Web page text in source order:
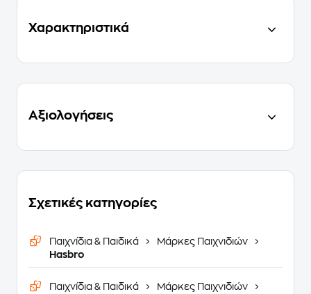
Χαρακτηριστικά
Αξιολογήσεις
Σχετικές κατηγορίες
Παιχνίδια & Παιδικά
Μάρκες Παιχνιδιών
Hasbro
Παιχνίδια & Παιδικά
Μάρκες Παιχνιδιών